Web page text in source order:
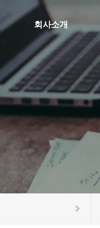
회사소개
인사말
연혁
조직도
인증현황
오시는길